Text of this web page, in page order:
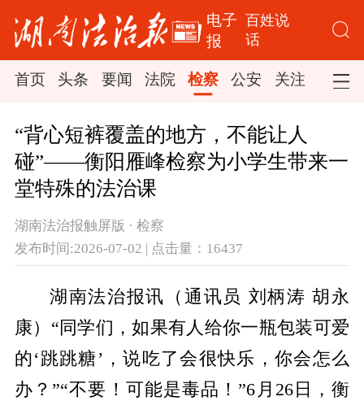
电子
报
百姓说
话
首页 头条 要闻 法院 检察 公安 关注 司法
“背心短裤覆盖的地方，不能让人
碰”——衡阳雁峰检察为小学生带来一
堂特殊的法治课
湖南法治报触屏版 · 检察
发布时间:2026-07-02 | 点击量：16437
湖南法治报讯（通讯员 刘柄涛 胡永
康）“同学们，如果有人给你一瓶包装可爱
的‘跳跳糖’，说吃了会很快乐，你会怎么
办？”“不要！可能是毒品！”6月26日，衡